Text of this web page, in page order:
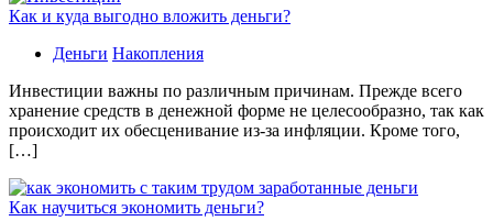
Как и куда выгодно вложить деньги?
Деньги Накопления
Инвестиции важны по различным причинам. Прежде всего
хранение средств в денежной форме не целесообразно, так как
происходит их обесценивание из-за инфляции. Кроме того,
[…]
Как научиться экономить деньги?